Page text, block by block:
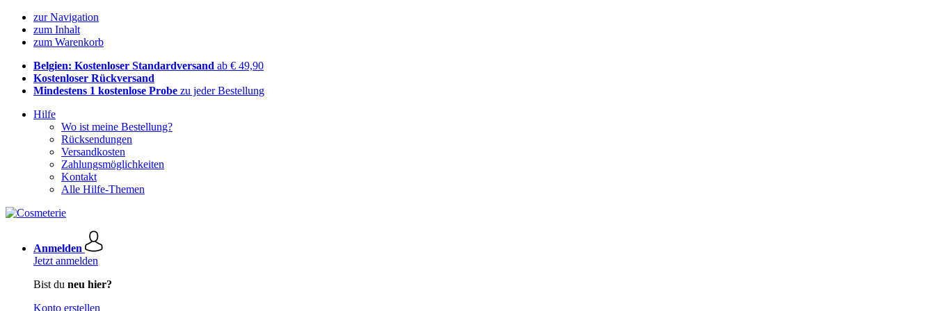
zur Navigation
zum Inhalt
zum Warenkorb
Belgien: Kostenloser Standardversand ab € 49,90
Kostenloser Rückversand
Mindestens 1 kostenlose Probe zu jeder Bestellung
Hilfe
Wo ist meine Bestellung?
Rücksendungen
Versandkosten
Zahlungsmöglichkeiten
Kontakt
Alle Hilfe-Themen
Anmelden
Jetzt anmelden
Bist du neu hier?
Konto erstellen